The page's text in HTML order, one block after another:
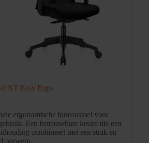
KT Easy Ergo
ergonomische bureaustoel voor
Een betrouwbare keuze die een
combineert met een strak en
ontwerp.